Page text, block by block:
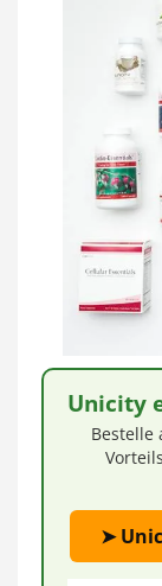
Unicity
Bestelle
➤